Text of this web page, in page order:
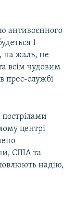
антивоєнного
1
на жаль, не
всім чудовим
прес-службі
центрі
США та
надію,